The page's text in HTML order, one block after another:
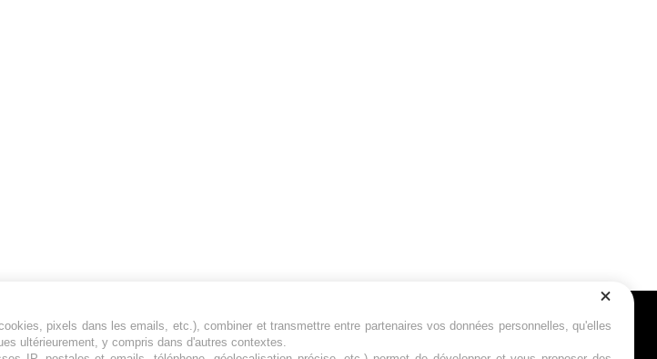
est un média sportif qui traite
Suivez-nous
pixels dans les emails, etc.), combiner et transmettre entre partenaires vos données personnelles, qu'elles
ultérieurement, y compris dans d'autres contextes.